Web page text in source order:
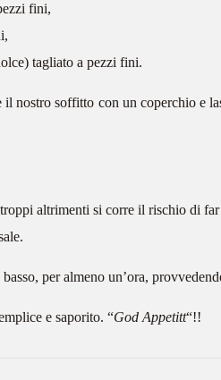
fini,
tagliato a pezzi fini.
il nostro soffitto con un coperchio e
altrimenti si corre il rischio di
per almeno un’ora,
e saporito. “God Appetitt“!!